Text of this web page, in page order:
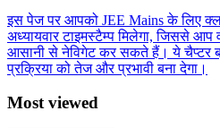
इस पेज पर आपको JEE Mains के लिए
अध्यायवार टाइमस्टैम्प मिलेगा, जिससे आप
आसानी से नेविगेट कर सकते हैं। ये चैप्टर
प्रक्रिया को तेज और प्रभावी बना देगा।
Most viewed